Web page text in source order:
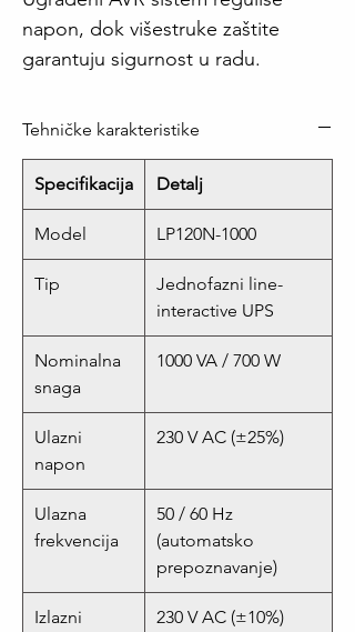
napon, dok višestruke zaštite
garantuju sigurnost u radu.
Tehničke karakteristike
Specifikacija Detalj
Model LP120N-1000
Tip
Jednofazni line-
interactive UPS
Nominalna
snaga
1000 VA / 700 W
Ulazni
napon
230 V AC (±25%)
Ulazna
frekvencija
50 / 60 Hz
(automatsko
prepoznavanje)
Izlazni
230 V AC (±10%)